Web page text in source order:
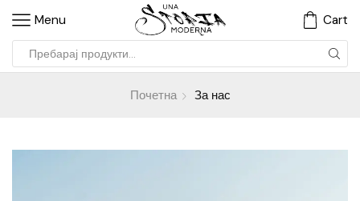
Menu Cart
Почетна За нас